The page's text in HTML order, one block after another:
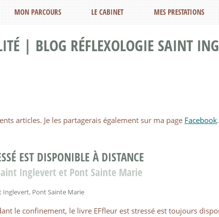
| BLOG RÉFLEXOLOGIE SAINT
MON PARCOURS LE CABINET MES PRESTATIONS
articles. Je les partagerais également sur ma page Facebook.
EST DISPONIBLE À DISTANCE
Inglevert et Pont Sainte Marie
Inglevert, Pont Sainte Marie
le confinement, le livre EFfleur est stressé est toujours